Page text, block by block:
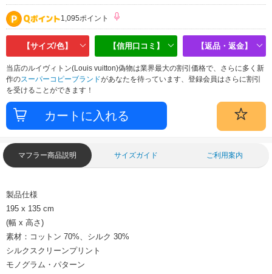
1,095ポイント
【サイズ/色】 【信用口コミ】 【返品・返金】
当店のルイヴィトン(Louis vuitton)偽物は業界最大の割引価格で、さらに多く新
作のスーパーコピーブランドがあなたを待っています、登録会員はさらに割引
を受けることができます！
マフラー商品説明 サイズガイド ご利用案内
製品仕様
195 x 135 cm
(幅 x 高さ)
素材：コットン 70%、シルク 30%
シルクスクリーンプリント
モノグラム・パターン